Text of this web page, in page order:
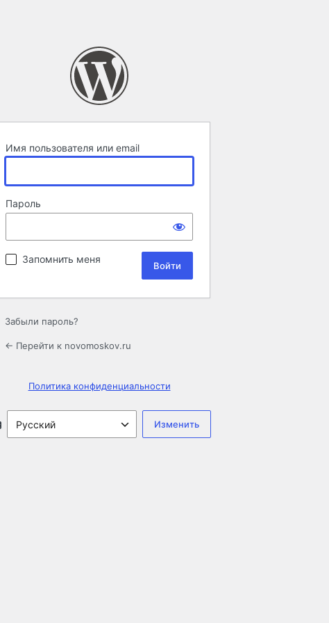
Имя пользователя или email
Пароль
Запомнить меня
Забыли пароль?
← Перейти к novomoskov.ru
Политика конфиденциальности
Язык